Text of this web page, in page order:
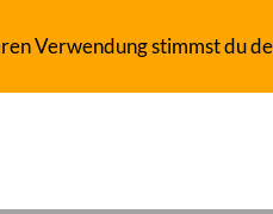
Verwendung stimmst du